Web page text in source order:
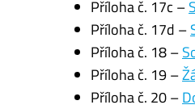
Příloha č. 17c –
Příloha č. 17d –
Příloha č. 18 –
Příloha č. 19 –
Příloha č. 20 –